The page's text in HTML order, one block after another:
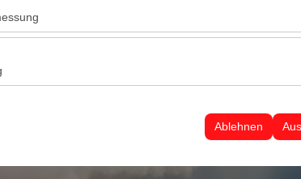
Diese Daten werden verwendet, um die Leistung der
zu verbessern.
es uns, Ihnen auf Ihre Interessen abgestimmte
Werbekampagnen zu messen (Impressionen,
Ihre Benutzeroberflächeneinstellungen,
Ablehnen